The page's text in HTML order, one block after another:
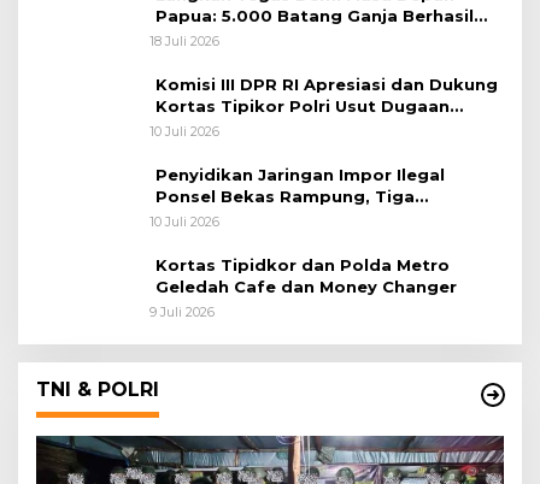
Papua: 5.000 Batang Ganja Berhasil
Diungkap Koops TNI Habema
18 Juli 2026
Komisi III DPR RI Apresiasi dan Dukung
Kortas Tipikor Polri Usut Dugaan
Korupsi Batu Bara
10 Juli 2026
Penyidikan Jaringan Impor Ilegal
Ponsel Bekas Rampung, Tiga
Tersangka Sudah P-21 dan Satu Buron
10 Juli 2026
Kortas Tipidkor dan Polda Metro
Geledah Cafe dan Money Changer
9 Juli 2026
TNI & POLRI